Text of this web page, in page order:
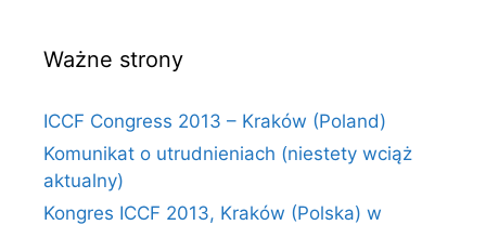
Ważne strony
ICCF Congress 2013 – Kraków (Poland)
Komunikat o utrudnieniach (niestety wciąż
aktualny)
Kongres ICCF 2013, Kraków (Polska) w